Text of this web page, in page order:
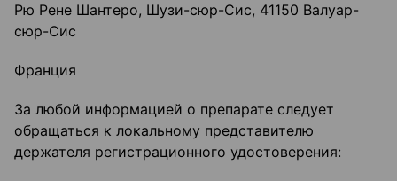
Рю Рене Шантеро, Шузи-сюр-Сис, 41150 Валуар-
сюр-Сис
Франция
За любой информацией о препарате следует
обращаться к локальному представителю
держателя регистрационного удостоверения: